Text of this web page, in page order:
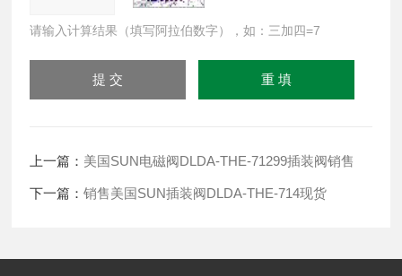
请输入计算结果（填写阿拉伯数字），如：三加四=7
上一篇： 美国SUN电磁阀DLDA-THE-71299插装阀销售
下一篇：销售美国SUN插装阀DLDA-THE-714现货